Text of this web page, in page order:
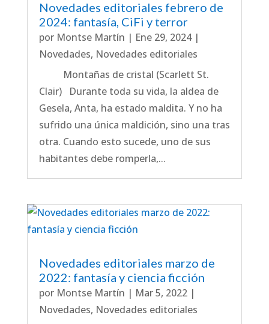
Novedades editoriales febrero de
2024: fantasía, CiFi y terror
por Montse Martín | Ene 29, 2024|
Novedades, Novedades editoriales
Montañas de cristal (Scarlett St.
Clair) Durante toda su vida, la aldea de
Gesela, Anta, ha estado maldita. Y no ha
sufrido una única maldición, sino una tras
otra. Cuando esto sucede, uno de sus
habitantes debe romperla,...
Novedades editoriales marzo de
2022: fantasía y ciencia ficción
por Montse Martín | Mar 5, 2022|
Novedades, Novedades editoriales